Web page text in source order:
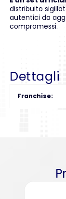
distribuito
autentici da
compromessi.
Dettagli
Franchise